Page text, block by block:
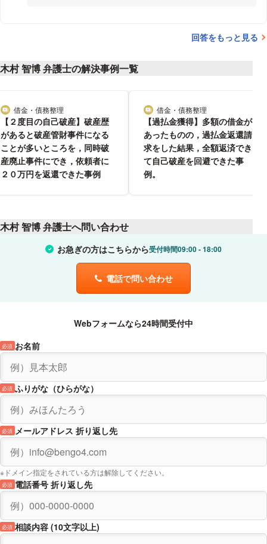
費用は，債権者数にもよりますが，概ね１５万５０００円➕α程度
【解決方法】
自己破産は，破産者の経済的更生を手助けする制度と理解されてい
ます。
【他の問題点】
なお，もし，税金の滞納がある場合，破産しても免責になりませ
ん。これは時間が経てば経つほど延滞税が加算されて膨れてしまい
ます。自己破産するに当たって，分割払いのお願いをするのです
そういう意味で，早めのご相談をされることをおすすめします。
回答をもっと見る
木村 智博 弁護士の解決事例一覧
借金・債務整理
分野
【２度目の自己破産】破産歴
があると破産管財事件になる
ことが多いところを，同時破
産廃止事件にでき，依頼者に
２０万円を返還できた事例
借金・債務整理
分野
【過払金獲得】多額の借金が
あったものの，過払金返還請
求をした結果，全額返済でき
て自己破産を回避できた事
例。
木村 智博 弁護士へ問い合わせ
お急ぎの方はこちらから受付時間09:00 18:00
電話で問い合わせ
Webフォームなら24時間受付中
お名前
必須
ふりがな（ひらがな）
必須
メールアドレス 折り返し先
必須
※ドメイン指定をされている方は解除してください。
電話番号 折り返し先
必須
相談内容 (10文字以上)
必須